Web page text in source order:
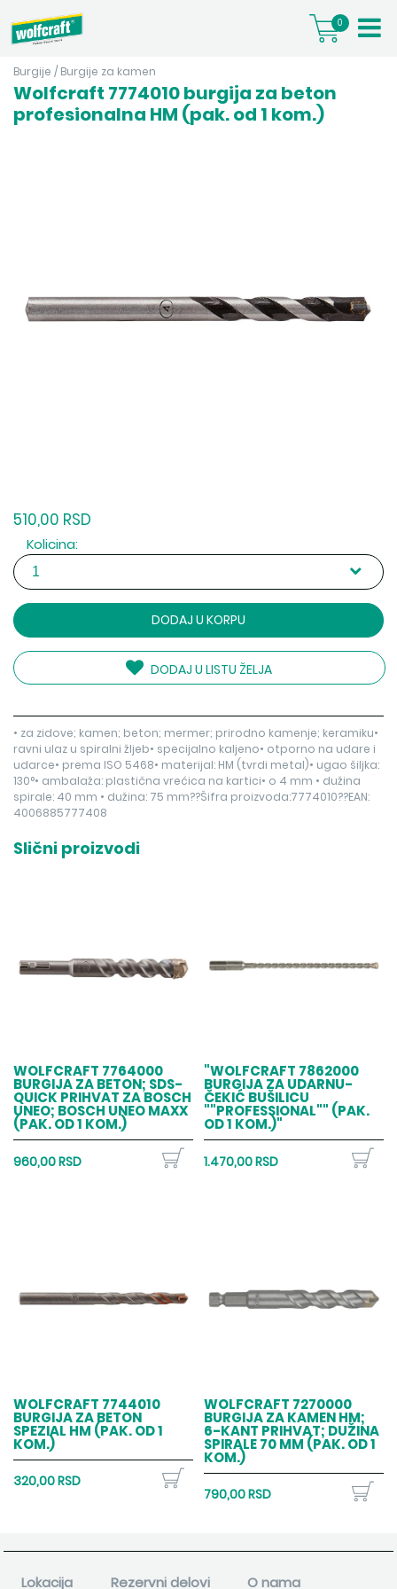
0
Burgije / Burgije za kamen
Wolfcraft 7774010 burgija za beton
profesionalna HM (pak. od 1 kom.)
510,00 RSD
Kolicina:
DODAJ U KORPU
DODAJ U LISTU ŽELJA
• za zidove; kamen; beton; mermer; prirodno kamenje; keramiku•
ravni ulaz u spiralni žljeb• specijalno kaljeno• otporno na udare i
udarce• prema ISO 5468• materijal: HM (tvrdi metal)• ugao šiljka:
130°• ambalaža: plastična vrećica na kartici• o 4 mm • dužina
spirale: 40 mm • dužina: 75 mm??Šifra proizvoda:7774010??EAN:
4006885777408
Slični proizvodi
WOLFCRAFT 7764000
BURGIJA ZA BETON; SDS-
QUICK PRIHVAT ZA BOSCH
UNEO; BOSCH UNEO MAXX
(PAK. OD 1 KOM.)
960,00 RSD
"WOLFCRAFT 7862000
BURGIJA ZA UDARNU-
ČEKIĆ BUŠILICU
""PROFESSIONAL"" (PAK.
OD 1 KOM.)"
1.470,00 RSD
WOLFCRAFT 7744010
BURGIJA ZA BETON
SPEZIAL HM (PAK. OD 1
KOM.)
320,00 RSD
WOLFCRAFT 7270000
BURGIJA ZA KAMEN HM;
6-KANT PRIHVAT; DUŽINA
SPIRALE 70 MM (PAK. OD 1
KOM.)
790,00 RSD
Lokacija Rezervni delovi O nama